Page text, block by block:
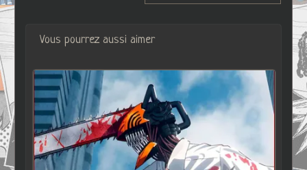
Vous pourrez aussi aimer